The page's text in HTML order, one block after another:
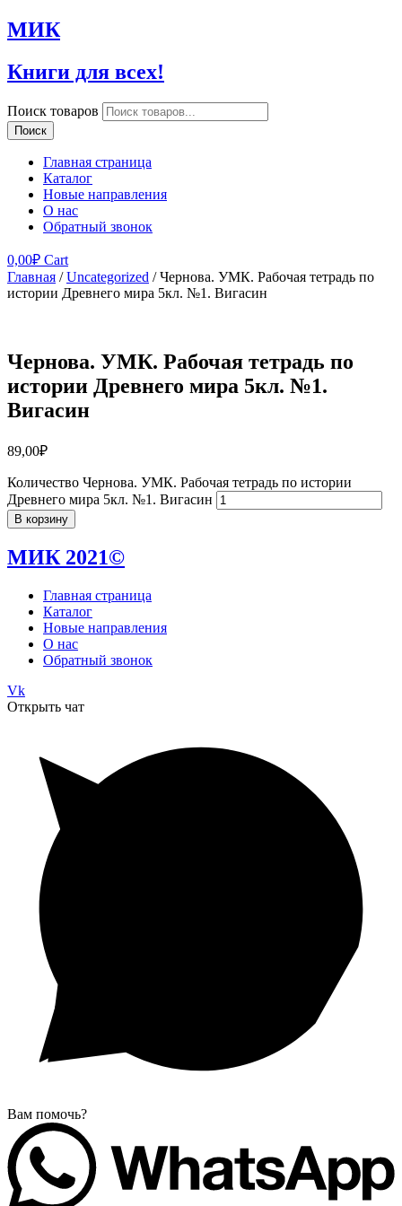
МИК
Книги для всех!
Поиск товаров
Поиск
Главная страница
Каталог
Новые направления
О нас
Обратный звонок
0,00₽ Cart
Главная /Uncategorized / Чернова. УМК. Рабочая тетрадь по
истории Древнего мира 5кл. №1. Вигасин
Чернова. УМК. Рабочая тетрадь по
истории Древнего мира 5кл. №1.
Вигасин
89,00₽
Количество Чернова. УМК. Рабочая тетрадь по истории
Древнего мира 5кл. №1. Вигасин
В корзину
МИК 2021©
Главная страница
Каталог
Новые направления
О нас
Обратный звонок
Vk
Открыть чат
Вам помочь?